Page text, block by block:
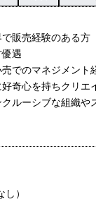
販売経験のある方
遇
でのマネジメント
奇心を持ちクリエ
ルーシブな組織や
）